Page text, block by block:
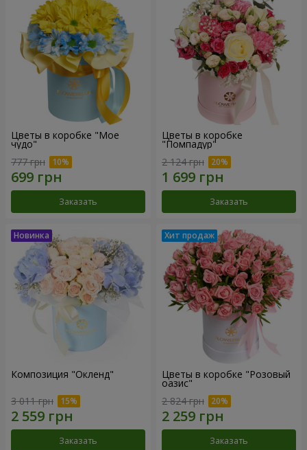
Цветы в коробке "Мое
чудо"
777 грн
Заказать
Цветы в коробке
"Помпадур"
2 124 грн
Заказать
Композиция "Окленд"
3 011 грн
Заказать
Цветы в коробке "Розовый
оазис"
2 824 грн
Заказать